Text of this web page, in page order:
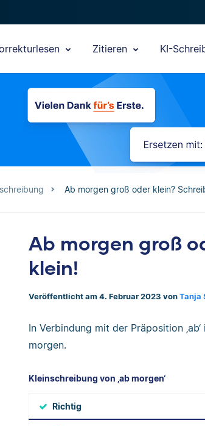
Zitieren KI-
Ab morgen groß oder klein?
Ab morgen groß
klein!
Veröffentlicht am 4. Februar 2023 von Tanja
In Verbindung mit der Präposition
morgen.
Kleinschreibung von ‚ab morgen‘
Richtig